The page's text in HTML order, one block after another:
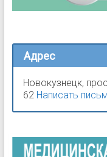
Адрес
Новокузнецк,
62 Написать